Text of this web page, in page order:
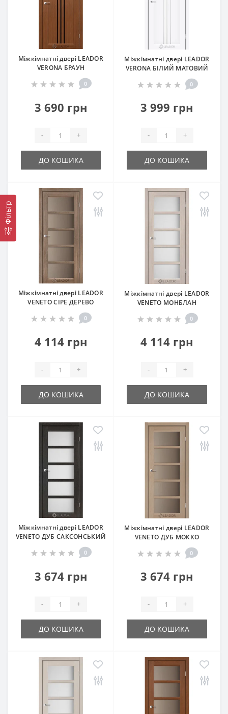
Фільтр
Міжкімнатні двері LEADOR
VERONA БРАУН
0
3 690 грн
- +
ДО КОШИКА
Міжкімнатні двері LEADOR
VERONA БІЛИЙ МАТОВИЙ
0
3 999 грн
- +
ДО КОШИКА
Міжкімнатні двері LEADOR
VENETO СІРЕ ДЕРЕВО
0
4 114 грн
- +
ДО КОШИКА
Міжкімнатні двері LEADOR
VENETO МОНБЛАН
0
4 114 грн
- +
ДО КОШИКА
Міжкімнатні двері LEADOR
VENETO ДУБ САКСОНСЬКИЙ
0
3 674 грн
- +
ДО КОШИКА
Міжкімнатні двері LEADOR
VENETO ДУБ МОККО
0
3 674 грн
- +
ДО КОШИКА